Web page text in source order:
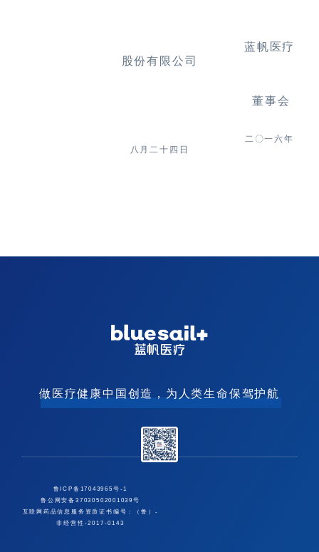
蓝帆医疗
股份有限公司
董事会
二 〇一六年
八月二十四日
做医疗健康中国创造，为人类生命保驾护航
鲁ICP备17043965号-1
鲁公网安备37030502001039号
互联网药品信息服务资质证书编号：（鲁）-
非经营性-2017-0143